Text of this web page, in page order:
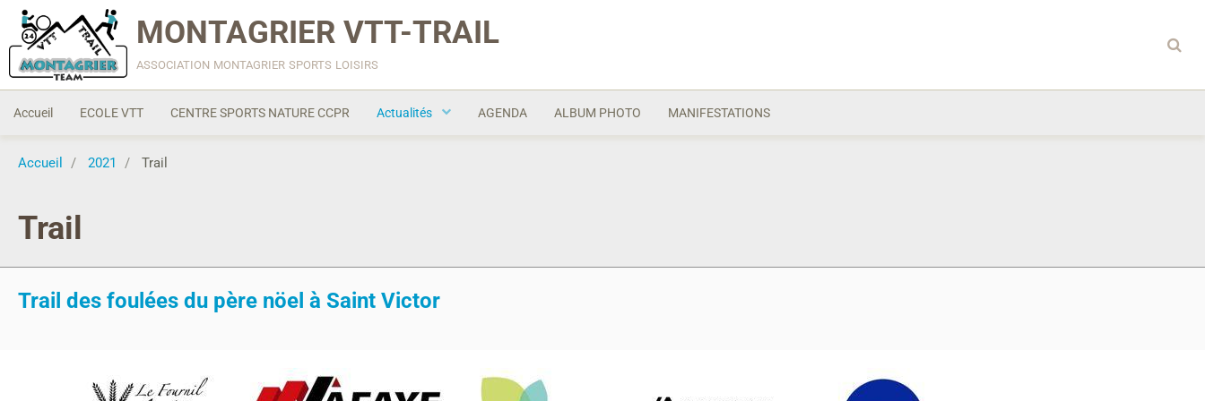
MONTAGRIER VTT-TRAIL
association montagrier sports loisirs
Accueil ECOLE VTT CENTRE SPORTS NATURE CCPR Actualités AGENDA ALBUM PHOTO MANIFESTATIONS
Accueil 2021 Trail
Trail
Trail des foulées du père nöel à Saint Victor